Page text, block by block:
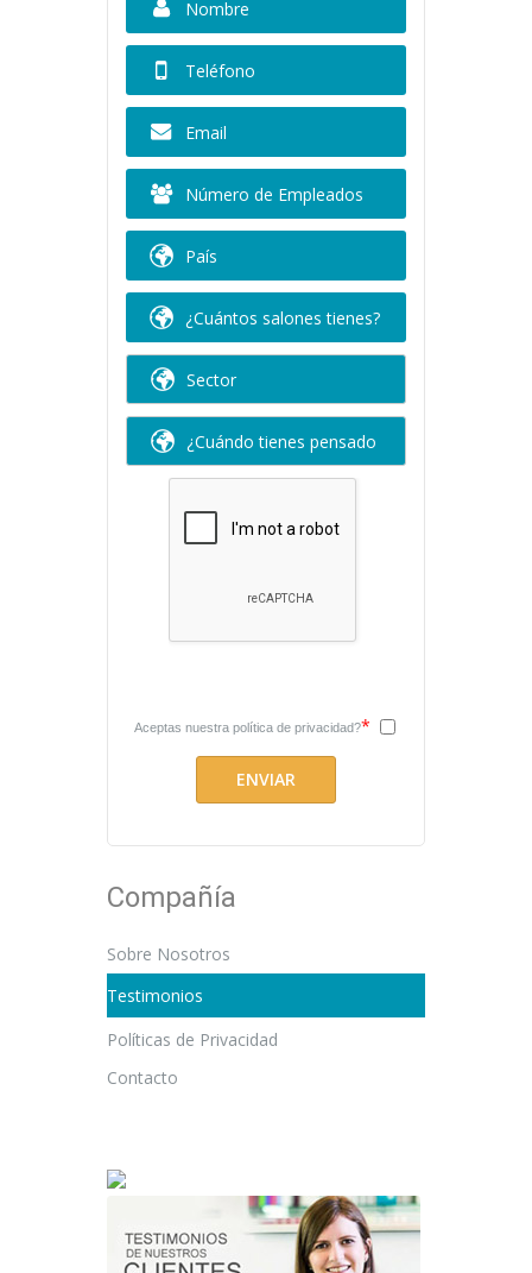
Aceptas nuestra política de privacidad?*
Compañía
Sobre Nosotros
Testimonios
Políticas de Privacidad
Contacto